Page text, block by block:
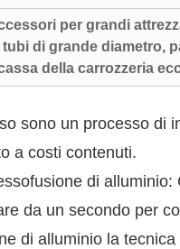
per grandi
di grande diametro,
della carrozzeria
sono un processo di
a costi contenuti.
di
da un secondo per
di alluminio la